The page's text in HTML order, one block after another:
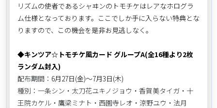
リズムの使者であるシャヰンのトモチケはレアなホログラ
ム仕様となっております。ここでしか手に入らない特典とな
りますので、この機会を是非お見逃しなく。
◆キンツア☆トモチケ風カード グループA(全16種より2枚
ランダム封入)
配布期間： 6月27日(金)～7月3日(木)
種別：一条シン・太刀花ユキノジョウ・香賀美タイガ・十
王院カケル・鷹梁ミナト・西園寺レオ・涼野ユウ・法月